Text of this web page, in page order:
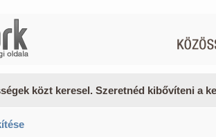
közt keresel. Szeretnéd kibővíteni a